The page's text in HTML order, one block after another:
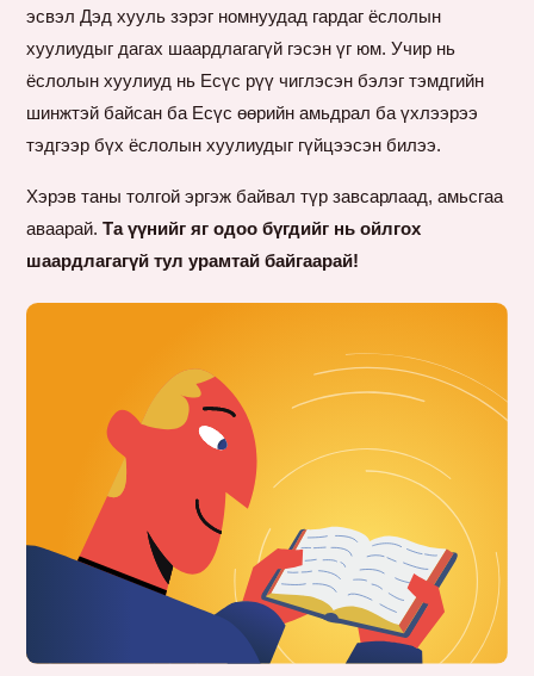
эсвэл Дэд хууль зэрэг номнуудад гардаг ёслолын
хуулиудыг дагах шаардлагагүй гэсэн үг юм. Учир нь
ёслолын хуулиуд нь Есүс рүү чиглэсэн бэлэг тэмдгийн
шинжтэй байсан ба Есүс өөрийн амьдрал ба үхлээрээ
тэдгээр бүх ёслолын хуулиудыг гүйцээсэн билээ.
Хэрэв таны толгой эргэж байвал түр завсарлаад, амьсгаа
аваарай.Та үүнийг яг одоо бүгдийг нь ойлгох
шаардлагагүй тул урамтай байгаарай!